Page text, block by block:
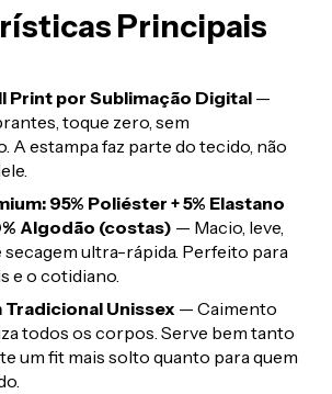
Principais
Print por Sublimação Digital —
toque zero, sem
A estampa faz parte do tecido, não
95% Poliéster + 5% Elastano
Algodão (costas) — Macio, leve,
secagem ultra-rápida. Perfeito para
e o cotidiano.
Unissex — Caimento
todos os corpos. Serve bem tanto
um fit mais solto quanto para quem